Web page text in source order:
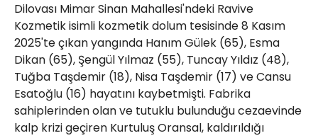
Dilovası Mimar Sinan Mahallesi'ndeki Ravive
Kozmetik isimli kozmetik dolum tesisinde 8 Kasım
2025'te çıkan yangında Hanım Gülek (65), Esma
Dikan (65), Şengül Yılmaz (55), Tuncay Yıldız (48),
Tuğba Taşdemir (18), Nisa Taşdemir (17) ve Cansu
Esatoğlu (16) hayatını kaybetmişti. Fabrika
sahiplerinden olan ve tutuklu bulunduğu cezaevinde
kalp krizi geçiren Kurtuluş Oransal, kaldırıldığı